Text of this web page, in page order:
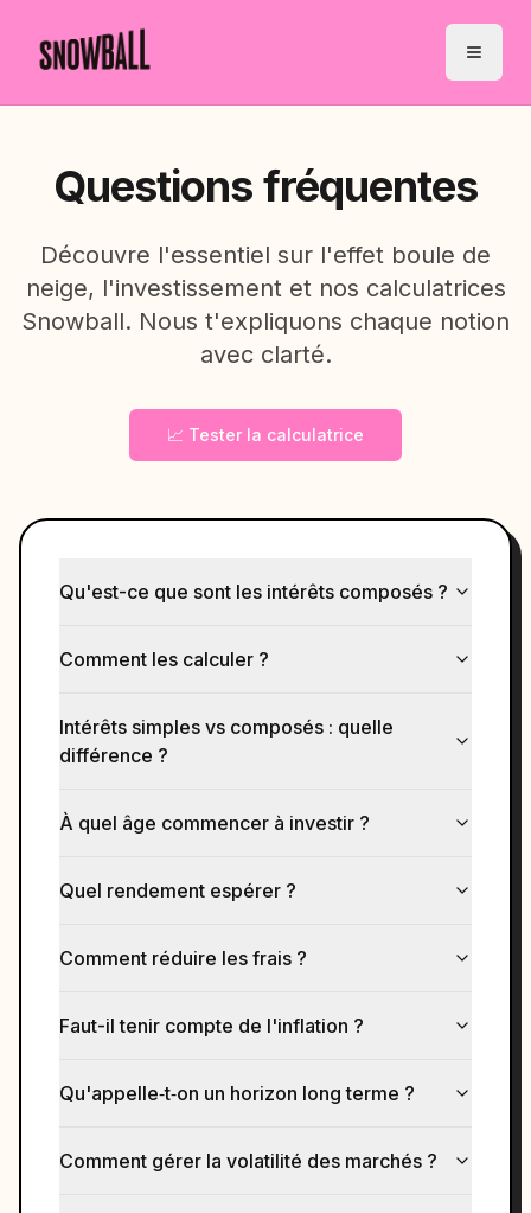
Questions fréquentes
Découvre l'essentiel sur l'effet boule de
neige, l'investissement et nos calculatrices
Snowball. Nous t'expliquons chaque notion
avec clarté.
📈 Tester la calculatrice
Qu'est-ce que sont les intérêts composés ?
Comment les calculer ?
Intérêts simples vs composés : quelle
différence ?
À quel âge commencer à investir ?
Quel rendement espérer ?
Comment réduire les frais ?
Faut-il tenir compte de l'inflation ?
Qu'appelle‑t‑on un horizon long terme ?
Comment gérer la volatilité des marchés ?